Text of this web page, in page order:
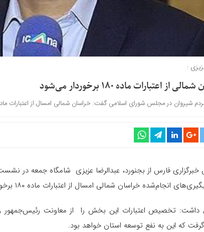
:
از اعتبارات ماده ۱۸۰ برخوردار می‌شود
شیروان در مجلس شورای اسلامی گفت: خراسان شمالی امسال از اعتبارات ماده ۱۸۰ برخوردار
خبرگزاری فارس از بجنورد، عبدالرضا عزیزی شامگاه جمعه در
انجام‌شده خراسان شمالی امسال از اعتبارات ماده ۱۸۰ برخوردار خواهد شد.
که این به نفع توسعه استان خواهد بود.